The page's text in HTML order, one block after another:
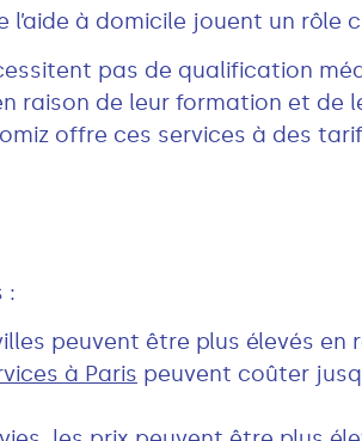
à domicile jouent un
pas de qualification
raison de leur formation et de
offre ces services à des
:
peuvent être plus élevés en
à Paris peuvent coûter